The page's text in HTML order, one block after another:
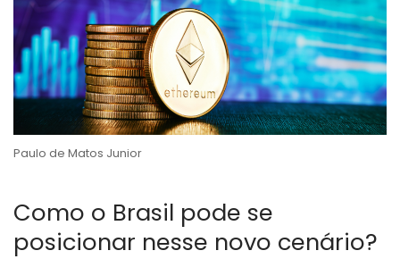
Paulo de Matos Junior
Como o Brasil pode se
posicionar nesse novo cenário?